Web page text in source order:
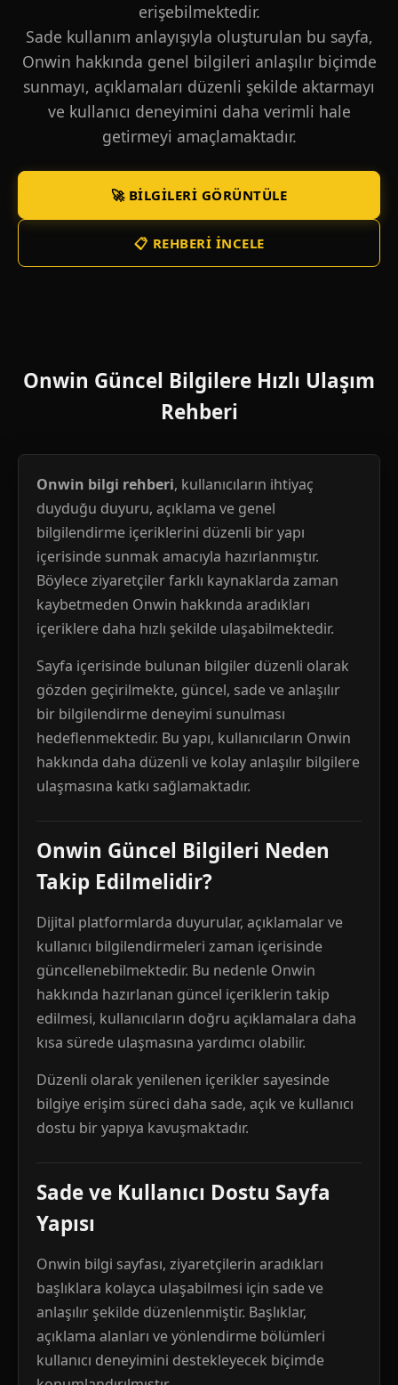
erişebilmektedir.
Sade kullanım anlayışıyla oluşturulan bu sayfa,
Onwin hakkında genel bilgileri anlaşılır biçimde
sunmayı, açıklamaları düzenli şekilde aktarmayı
ve kullanıcı deneyimini daha verimli hale
getirmeyi amaçlamaktadır.
🚀 BILGILERI GÖRÜNTÜLE
📋 REHBERI İNCELE
Onwin Güncel Bilgilere Hızlı Ulaşım
Rehberi
Onwin bilgi rehberi, kullanıcıların ihtiyaç
duyduğu duyuru, açıklama ve genel
bilgilendirme içeriklerini düzenli bir yapı
içerisinde sunmak amacıyla hazırlanmıştır.
Böylece ziyaretçiler farklı kaynaklarda zaman
kaybetmeden Onwin hakkında aradıkları
içeriklere daha hızlı şekilde ulaşabilmektedir.
Sayfa içerisinde bulunan bilgiler düzenli olarak
gözden geçirilmekte, güncel, sade ve anlaşılır
bir bilgilendirme deneyimi sunulması
hedeflenmektedir. Bu yapı, kullanıcıların Onwin
hakkında daha düzenli ve kolay anlaşılır bilgilere
ulaşmasına katkı sağlamaktadır.
Onwin Güncel Bilgileri Neden
Takip Edilmelidir?
Dijital platformlarda duyurular, açıklamalar ve
kullanıcı bilgilendirmeleri zaman içerisinde
güncellenebilmektedir. Bu nedenle Onwin
hakkında hazırlanan güncel içeriklerin takip
edilmesi, kullanıcıların doğru açıklamalara daha
kısa sürede ulaşmasına yardımcı olabilir.
Düzenli olarak yenilenen içerikler sayesinde
bilgiye erişim süreci daha sade, açık ve kullanıcı
dostu bir yapıya kavuşmaktadır.
Sade ve Kullanıcı Dostu Sayfa
Yapısı
Onwin bilgi sayfası, ziyaretçilerin aradıkları
başlıklara kolayca ulaşabilmesi için sade ve
anlaşılır şekilde düzenlenmiştir. Başlıklar,
açıklama alanları ve yönlendirme bölümleri
kullanıcı deneyimini destekleyecek biçimde